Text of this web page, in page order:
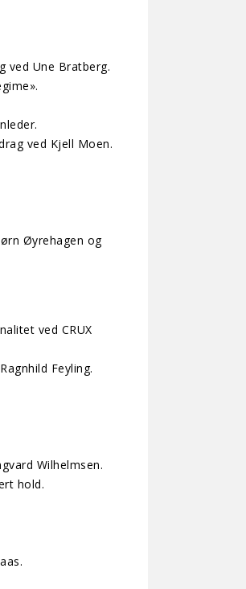
ved Une Bratberg.
ved Kjell Moen.
Øyrehagen og
ved CRUX
Feyling.
Wilhelmsen.
hold.